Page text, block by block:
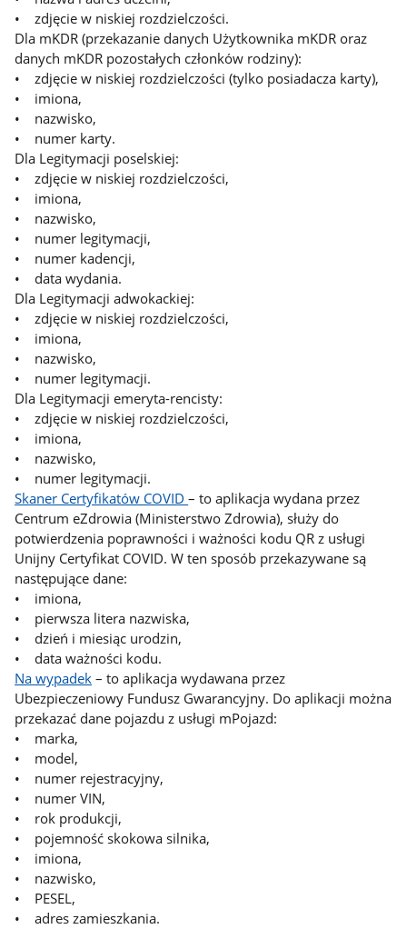
• zdjęcie w niskiej rozdzielczości.
Dla mKDR (przekazanie danych Użytkownika mKDR oraz
danych mKDR pozostałych członków rodziny):
• zdjęcie w niskiej rozdzielczości (tylko posiadacza karty),
• imiona,
• nazwisko,
• numer karty.
Dla Legitymacji poselskiej:
• zdjęcie w niskiej rozdzielczości,
• imiona,
• nazwisko,
• numer legitymacji,
• numer kadencji,
• data wydania.
Dla Legitymacji adwokackiej:
• zdjęcie w niskiej rozdzielczości,
• imiona,
• nazwisko,
• numer legitymacji.
Dla Legitymacji emeryta-rencisty:
• zdjęcie w niskiej rozdzielczości,
• imiona,
• nazwisko,
• numer legitymacji.
Skaner Certyfikatów COVID– to aplikacja wydana przez
Centrum eZdrowia (Ministerstwo Zdrowia), służy do
potwierdzenia poprawności i ważności kodu QR z usługi
Unijny Certyfikat COVID. W ten sposób przekazywane są
następujące dane:
• imiona,
• pierwsza litera nazwiska,
• dzień i miesiąc urodzin,
• data ważności kodu.
Na wypadek – to aplikacja wydawana przez
Ubezpieczeniowy Fundusz Gwarancyjny. Do aplikacji można
przekazać dane pojazdu z usługi mPojazd:
• marka,
• model,
• numer rejestracyjny,
• numer VIN,
• rok produkcji,
• pojemność skokowa silnika,
• imiona,
• nazwisko,
• PESEL,
• adres zamieszkania.